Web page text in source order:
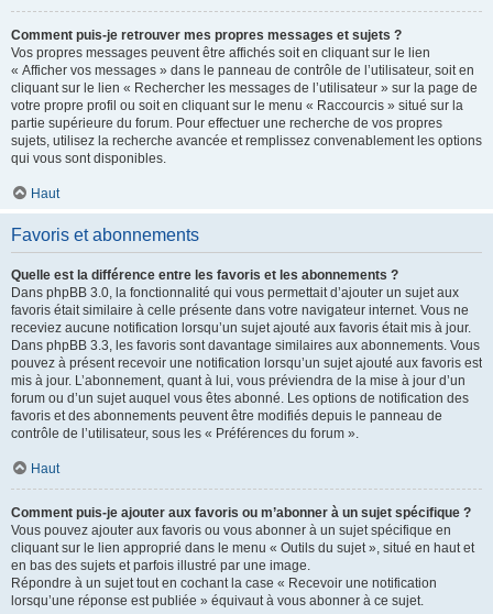
Comment puis-je retrouver mes propres messages et sujets ?
Vos propres messages peuvent être affichés soit en cliquant sur le lien
« Afficher vos messages » dans le panneau de contrôle de l’utilisateur, soit en
cliquant sur le lien « Rechercher les messages de l’utilisateur » sur la page de
votre propre profil ou soit en cliquant sur le menu « Raccourcis » situé sur la
partie supérieure du forum. Pour effectuer une recherche de vos propres
sujets, utilisez la recherche avancée et remplissez convenablement les options
qui vous sont disponibles.
Haut
Favoris et abonnements
Quelle est la différence entre les favoris et les abonnements ?
Dans phpBB 3.0, la fonctionnalité qui vous permettait d’ajouter un sujet aux
favoris était similaire à celle présente dans votre navigateur internet. Vous ne
receviez aucune notification lorsqu’un sujet ajouté aux favoris était mis à jour.
Dans phpBB 3.3, les favoris sont davantage similaires aux abonnements. Vous
pouvez à présent recevoir une notification lorsqu’un sujet ajouté aux favoris est
mis à jour. L’abonnement, quant à lui, vous préviendra de la mise à jour d’un
forum ou d’un sujet auquel vous êtes abonné. Les options de notification des
favoris et des abonnements peuvent être modifiés depuis le panneau de
contrôle de l’utilisateur, sous les « Préférences du forum ».
Haut
Comment puis-je ajouter aux favoris ou m’abonner à un sujet spécifique ?
Vous pouvez ajouter aux favoris ou vous abonner à un sujet spécifique en
cliquant sur le lien approprié dans le menu « Outils du sujet », situé en haut et
en bas des sujets et parfois illustré par une image.
Répondre à un sujet tout en cochant la case « Recevoir une notification
lorsqu’une réponse est publiée » équivaut à vous abonner à ce sujet.